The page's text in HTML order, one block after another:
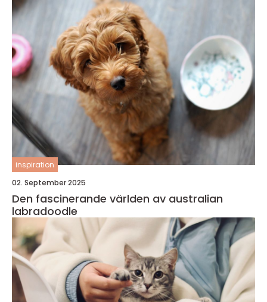
inspiration
02. September 2025
Den fascinerande världen av australian
labradoodle